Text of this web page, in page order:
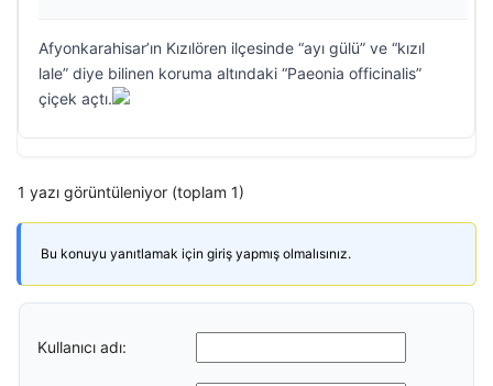
Afyonkarahisar’ın Kızılören ilçesinde “ayı gülü” ve “kızıl
lale” diye bilinen koruma altındaki “Paeonia officinalis”
çiçek açtı.
1 yazı görüntüleniyor (toplam 1)
Bu konuyu yanıtlamak için giriş yapmış olmalısınız.
Kullanıcı adı: